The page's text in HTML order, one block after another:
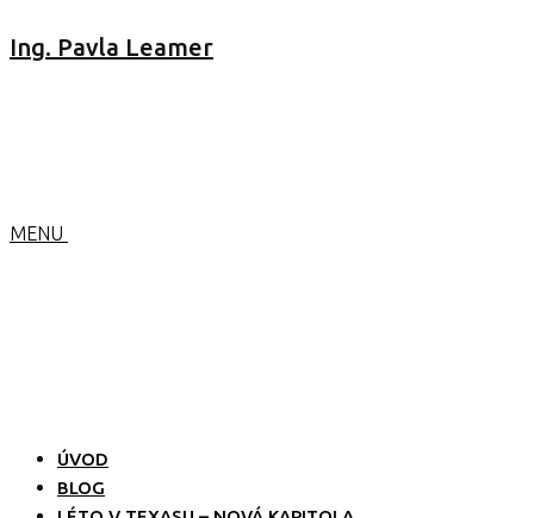
Ing. Pavla Leamer
MENU
ÚVOD
BLOG